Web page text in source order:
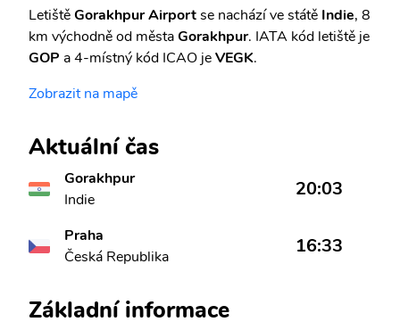
LetištěGorakhpur Airportse nachází ve státě Indie, 8
km východně od městaGorakhpur. IATA kód letiště je
GOP a 4-místný kód ICAO jeVEGK.
Zobrazit na mapě
Aktuální čas
Gorakhpur
Indie
20:03
Praha
Česká Republika
16:33
Základní informace